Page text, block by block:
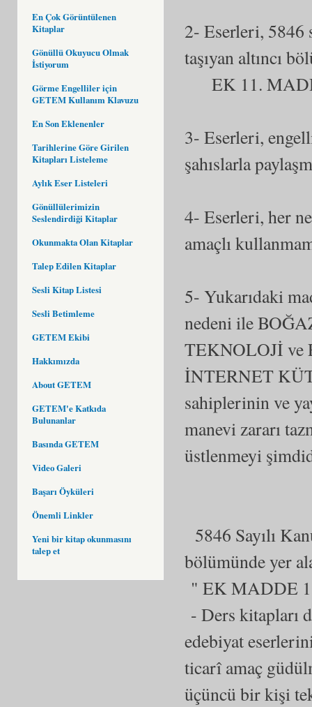
En Çok Görüntülenen
Kitaplar
Gönüllü Okuyucu Olmak
İstiyorum
Görme Engelliler için
GETEM Kullanım Klavuzu
En Son Eklenenler
Tarihlerine Göre Girilen
Kitapları Listeleme
Aylık Eser Listeleri
Gönüllülerimizin
Seslendirdiği Kitaplar
Okunmakta Olan Kitaplar
Talep Edilen Kitaplar
Sesli Kitap Listesi
Sesli Betimleme
GETEM Ekibi
Hakkımızda
About GETEM
GETEM'e Katkıda
Bulunanlar
Basında GETEM
Video Galeri
Başarı Öyküleri
Önemli Linkler
Yeni bir kitap okunmasını
talep et
2- Eserleri, 5846
taşıyan
EK 11.
3- Eserleri,
şahıslarla
4- Eserleri, her
amaçlı
5- Yukarıdaki
nedeni ile
TEKNOLOJİ
İNTERNET
sahiplerinin ve
manevi zararı
üstlenmeyi
5846 Sayılı
bölümünde yer
" EK MADDE
- Ders kitapları
edebiyat
ticarî amaç
üçüncü bir kişi